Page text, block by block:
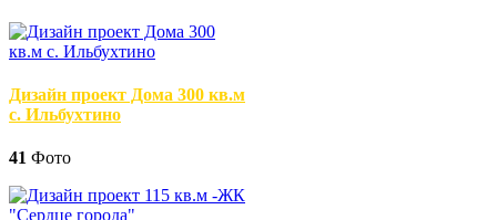
Дизайн проект Дома 300 кв.м
с. Ильбухтино
41 Фото